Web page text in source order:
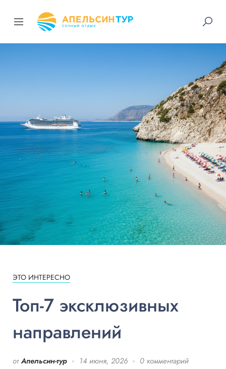
ЭТО ИНТЕРЕСНО
Топ-7 эксклюзивных
направлений
от Апельсин-тур 14 июня, 2026 0 комментарий